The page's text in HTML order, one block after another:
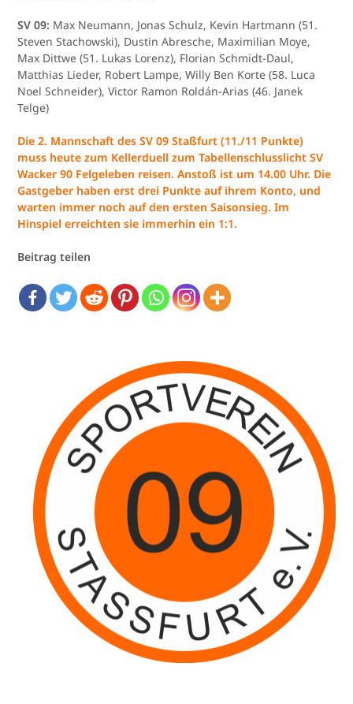
SV 09: Max Neumann, Jonas Schulz, Kevin Hartmann (51.
Steven Stachowski), Dustin Abresche, Maximilian Moye,
Max Dittwe (51. Lukas Lorenz), Florian Schmidt-Daul,
Matthias Lieder, Robert Lampe, Willy Ben Korte (58. Luca
Noel Schneider), Victor Ramon Roldán-Arias (46. Janek
Telge)
Die 2. Mannschaft des SV 09 Staßfurt (11./11 Punkte)
muss heute zum Kellerduell zum Tabellenschlusslicht SV
Wacker 90 Felgeleben reisen. Anstoß ist um 14.00 Uhr. Die
Gastgeber haben erst drei Punkte auf ihrem Konto, und
warten immer noch auf den ersten Saisonsieg. Im
Hinspiel erreichten sie immerhin ein 1:1.
Beitrag teilen